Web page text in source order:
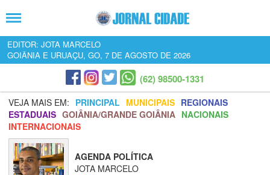
EDITOR: JOTA MARCELO
GOIÂNIA E URUAÇU, GO, 7 DE AGOSTO DE 2026
(62) 98500-1331
VEJA MAIS EM: PRINCIPAL MUNICIPAIS REGIONAIS
ESTADUAIS GOIÂNIA/GRANDE GOIÂNIA NACIONAIS
INTERNACIONAIS
AGENDA POLÍTICA
JOTA MARCELO